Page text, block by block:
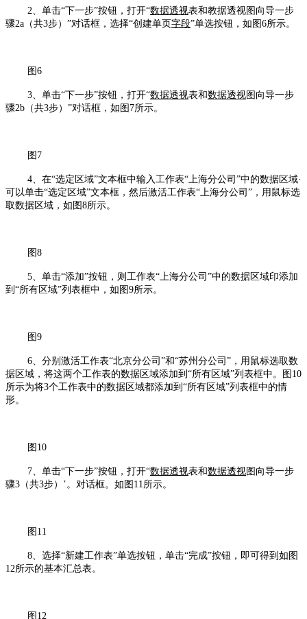
2、单击“下一步”按钮，打开“数据透视表和教据透视图向导一步
骤2a（共3步）”对话框，选择“创建单页字段”单选按钮，如图6所示。
图6
3、单击“下一步”按钮，打开“数据透视表和数据透视图向导一步
骤2b（共3步）”对话框，如图7所示。
图7
4、在“选定区域”文本框中输入工作表“上海分公司”中的数据区域·
可以单击“选定区域”文本框，然后激活工作表“上海分公司”，用鼠标选
取数据区域，如图8所示。
图8
5、单击“添加”按钮，则工作表“上海分公司”中的数据区域印添加
到“所有区域”列表框中，如图9所示。
图9
6、分别激活工作表“北京分公司”和“苏州分公司”，用鼠标选取数
据区域，将这两个工作表的数据区域添加到“所有区域”列表框中。图10
所示为将3个工作表中的数据区域都添加到“所有区域”列表框中的情
形。
图10
7、单击“下一步”按钮，打开“数据透视表和数据透视图向导一步
骤3（共3步）’。对话框。如图11所示。
图11
8、选择“新建工作表”单选按钮，单击“完成”按钮，即可得到如图
12所示的基本汇总表。
图12